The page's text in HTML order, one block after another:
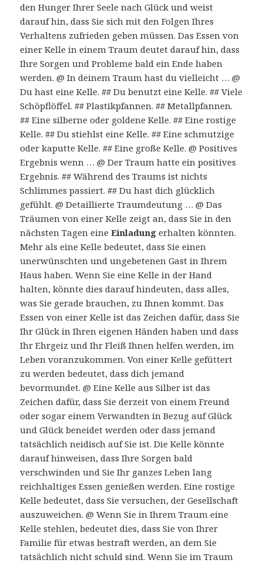
den Hunger Ihrer Seele nach Glück und weist
darauf hin, dass Sie sich mit den Folgen Ihres
Verhaltens zufrieden geben müssen. Das Essen von
einer Kelle in einem Traum deutet darauf hin, dass
Ihre Sorgen und Probleme bald ein Ende haben
werden. @ In deinem Traum hast du vielleicht … @
Du hast eine Kelle. ## Du benutzt eine Kelle. ## Viele
Schöpflöffel. ## Plastikpfannen. ## Metallpfannen.
## Eine silberne oder goldene Kelle. ## Eine rostige
Kelle. ## Du stiehlst eine Kelle. ## Eine schmutzige
oder kaputte Kelle. ## Eine große Kelle. @ Positives
Ergebnis wenn … @ Der Traum hatte ein positives
Ergebnis. ## Während des Traums ist nichts
Schlimmes passiert. ## Du hast dich glücklich
gefühlt. @ Detaillierte Traumdeutung … @ Das
Träumen von einer Kelle zeigt an, dass Sie in den
nächsten Tagen eineEinladung erhalten könnten.
Mehr als eine Kelle bedeutet, dass Sie einen
unerwünschten und ungebetenen Gast in Ihrem
Haus haben. Wenn Sie eine Kelle in der Hand
halten, könnte dies darauf hindeuten, dass alles,
was Sie gerade brauchen, zu Ihnen kommt. Das
Essen von einer Kelle ist das Zeichen dafür, dass Sie
Ihr Glück in Ihren eigenen Händen haben und dass
Ihr Ehrgeiz und Ihr Fleiß Ihnen helfen werden, im
Leben voranzukommen. Von einer Kelle gefüttert
zu werden bedeutet, dass dich jemand
bevormundet. @ Eine Kelle aus Silber ist das
Zeichen dafür, dass Sie derzeit von einem Freund
oder sogar einem Verwandten in Bezug auf Glück
und Glück beneidet werden oder dass jemand
tatsächlich neidisch auf Sie ist. Die Kelle könnte
darauf hinweisen, dass Ihre Sorgen bald
verschwinden und Sie Ihr ganzes Leben lang
reichhaltiges Essen genießen werden. Eine rostige
Kelle bedeutet, dass Sie versuchen, der Gesellschaft
auszuweichen. @ Wenn Sie in Ihrem Traum eine
Kelle stehlen, bedeutet dies, dass Sie von Ihrer
Familie für etwas bestraft werden, an dem Sie
tatsächlich nicht schuld sind. Wenn Sie im Traum